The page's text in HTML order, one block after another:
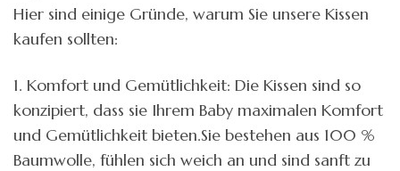
Hier sind einige Gründe, warum Sie unsere Kissen
kaufen sollten:
1. Komfort und Gemütlichkeit: Die Kissen sind so
konzipiert, dass sie Ihrem Baby maximalen Komfort
und Gemütlichkeit bieten.Sie bestehen aus 100 %
Baumwolle, fühlen sich weich an und sind sanft zu